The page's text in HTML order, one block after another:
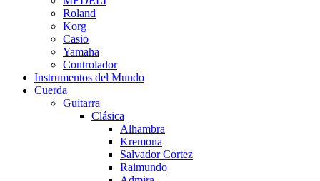
Roland
Korg
Casio
Yamaha
Controlador
Instrumentos del Mundo
Cuerda
Guitarra
Clásica
Alhambra
Kremona
Salvador Cortez
Raimundo